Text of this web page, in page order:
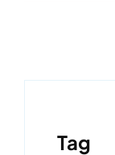
Tag